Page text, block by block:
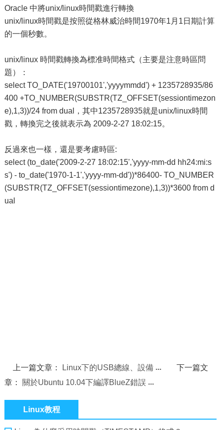
Oracle 中將unix/linux時間戳進行轉換
unix/linux時間戳是按照從格林威治時間1970年1月1日期計算
的一個秒數。
unix/linux 時間戳轉換為標准時間格式（主要是注意時區問
題）：
select TO_DATE('19700101','yyyymmdd') + 1235728935/86
400 +TO_NUMBER(SUBSTR(TZ_OFFSET(sessiontimezon
e),1,3))/24 from dual，其中1235728935就是unix/linux時間
戳，轉換完之後就表示為 2009-2-27 18:02:15。
反過來也一樣，還是要考慮時區:
select (to_date('2009-2-27 18:02:15','yyyy-mm-dd hh24:mi:s
s') - to_date('1970-1-1','yyyy-mm-dd'))*86400- TO_NUMBER
(SUBSTR(TZ_OFFSET(sessiontimezone),1,3))*3600 from d
ual
上一篇文章： Linux下的USB總線、設備
下一篇文
章： 關於Ubuntu 10.04下編譯BlueZ錯誤
Linux教程